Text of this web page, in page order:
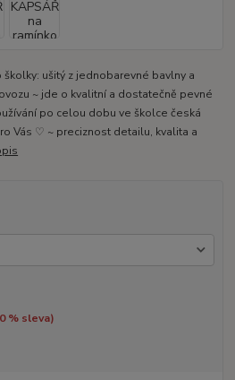
ušitý z jednobarevné bavlny a
~ jde o kvalitní a dostatečně pevné
po celou dobu ve školce česká
Vás ♡ ~ preciznost detailu, kvalita a
% sleva)